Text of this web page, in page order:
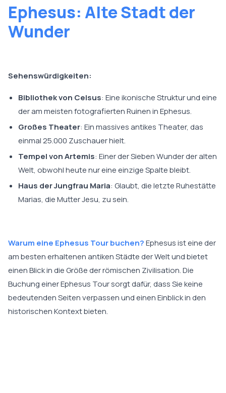
Ephesus: Alte Stadt der
Wunder
Sehenswürdigkeiten:
Bibliothek von Celsus: Eine ikonische Struktur und eine
der am meisten fotografierten Ruinen in Ephesus.
Großes Theater: Ein massives antikes Theater, das
einmal 25.000 Zuschauer hielt.
Tempel von Artemis: Einer der Sieben Wunder der alten
Welt, obwohl heute nur eine einzige Spalte bleibt.
Haus der Jungfrau Maria: Glaubt, die letzte Ruhestätte
Marias, die Mutter Jesu, zu sein.
Warum eine Ephesus Tour buchen?Ephesus ist eine der
am besten erhaltenen antiken Städte der Welt und bietet
einen Blick in die Größe der römischen Zivilisation. Die
Buchung einer Ephesus Tour sorgt dafür, dass Sie keine
bedeutenden Seiten verpassen und einen Einblick in den
historischen Kontext bieten.